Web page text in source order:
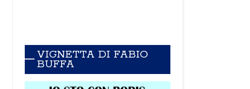
VIGNETTA DI FABIO
BUFFA